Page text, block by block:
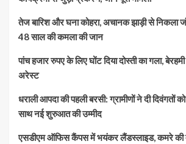
तेज बारिश और घना कोहरा, अचानक झाड़ी से निकला
48 साल की कमला की जान
पांच हजार रुपए के लिए घोंट दिया दोस्ती का गला,
अरेस्ट
धराली आपदा की पहली बरसी: ग्रामीणों ने दी दिवंगतों
साथ नई शुरुआत की उम्मीद
एसडीएम ऑफिस कैंपस में भयंकर लैंडस्लाइड, कमरे की